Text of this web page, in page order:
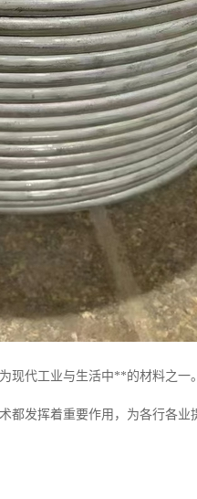
现代工业与生活中**的材料之一。
发挥着重要作用，为各行各业